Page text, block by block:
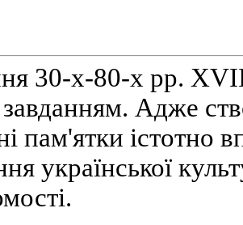
30-х-80-х рр.
Адже
пам'ятки iстотно
української